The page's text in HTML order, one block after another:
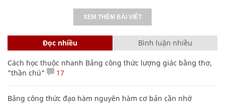
XEM THÊM BÀI VIẾT
Đọc nhiều Bình luận nhiều
Cách học thuộc nhanh Bảng công thức lượng giác bằng thơ,
"thần chú"
17
Bảng công thức đạo hàm nguyên hàm cơ bản cần nhớ